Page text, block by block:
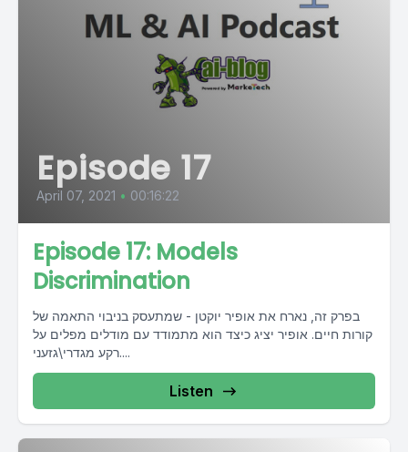
Episode 17
April 07, 2021 • 00:16:22
Episode 17: Models
Discrimination
בפרק זה, נארח את אופיר יוקטן - שמתעסק בניבוי התאמה של
קורות חיים. אופיר יציג כיצד הוא מתמודד עם מודלים מפלים על
רקע מגדרי\גזעני....
Listen